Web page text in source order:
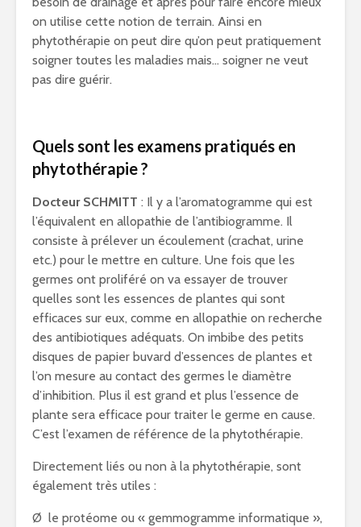
on utilise cette notion de terrain. Ainsi en
phytothérapie on peut dire qu’on peut pratiquement
soigner toutes les maladies mais… soigner ne veut
pas dire guérir.
Quels sont les examens pratiqués en
phytothérapie ?
Docteur SCHMITT : Il y a l’aromatogramme qui est
l’équivalent en allopathie de l’antibiogramme. Il
consiste à prélever un écoulement (crachat, urine
etc.) pour le mettre en culture. Une fois que les
germes ont proliféré on va essayer de trouver
quelles sont les essences de plantes qui sont
efficaces sur eux, comme en allopathie on recherche
des antibiotiques adéquats. On imbibe des petits
disques de papier buvard d’essences de plantes et
l’on mesure au contact des germes le diamètre
d’inhibition. Plus il est grand et plus l’essence de
plante sera efficace pour traiter le germe en cause.
C’est l’examen de référence de la phytothérapie.
Directement liés ou non à la phytothérapie, sont
également très utiles :
Ø le protéome ou « gemmogramme informatique »,